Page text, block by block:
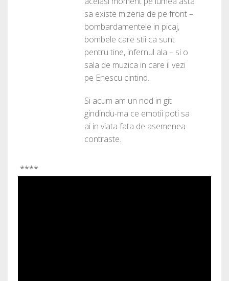
sa existe mizeria de pe front –
bombardamentele in picaj,
bombele care stii ca sunt
pentru tine, infernul ala – si o
sala de muzica in care il vezi
pe Enescu cintind.
Si acum am un nod in git
gindindu-ma ce emotii poti sa
ai in viata fata de asemenea
contraste.
****